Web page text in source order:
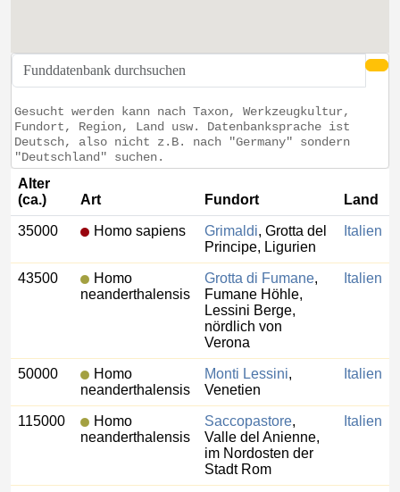
Gesucht werden kann nach Taxon, Werkzeugkultur,
Fundort, Region, Land usw. Datenbanksprache ist
Deutsch, also nicht z.B. nach "Germany" sondern
"Deutschland" suchen.
Alter
(ca.)
Art Fundort Land
35000 Homo sapiens Grimaldi, Grotta del
Principe, Ligurien
Italien
43500
Homo
neanderthalensis
Grotta di Fumane,
Fumane Höhle,
Lessini Berge,
nördlich von
Verona
Italien
50000
Homo
neanderthalensis
Monti Lessini,
Venetien
Italien
115000
Homo
neanderthalensis
Saccopastore,
Valle del Anienne,
im Nordosten der
Stadt Rom
Italien